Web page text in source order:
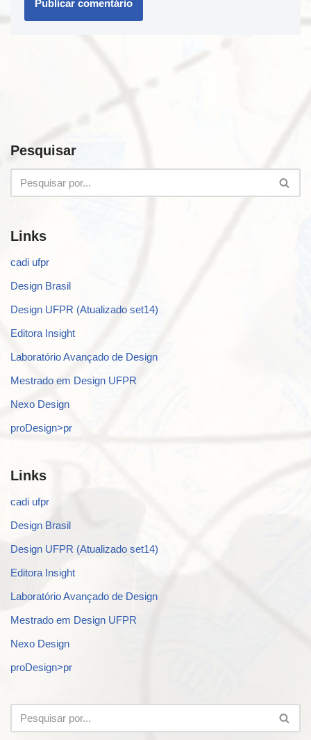
Pesquisar
Links
cadi ufpr
Design Brasil
Design UFPR (Atualizado set14)
Editora Insight
Laboratório Avançado de Design
Mestrado em Design UFPR
Nexo Design
proDesign>pr
Links
cadi ufpr
Design Brasil
Design UFPR (Atualizado set14)
Editora Insight
Laboratório Avançado de Design
Mestrado em Design UFPR
Nexo Design
proDesign>pr